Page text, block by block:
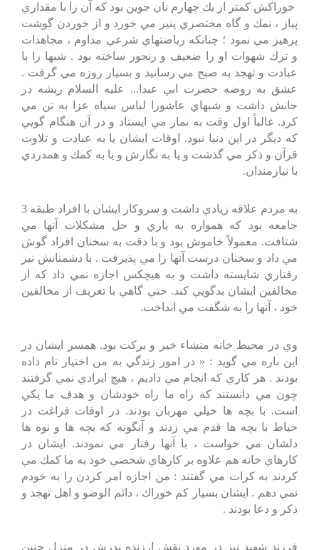
خوراكش كمتر از يك چهارم نان جوين بود كه آن را با مقداري
پياز ، نمك و گاه مختصري پنير مي خورد و از خوردن گوشت
پرهيز مي نمود ؛ چنانكه رياضتهاي شرعي مداوم ، مجاهدات
و ترك شهوات او را ضعيف و رنجور ساخته بود . شبها را با
عبادت و تهجد به صبح مي رسانيد و بسيار روزه مي گرفت .
عشق به روضه حضرت ابي عبدا... عليه السلام ريشه در
جانش داشت و شبهاي عاشورا لباس سياه عزا به تن مي
كرد. غالباً اول وقت به نماز مي ايستاد و در آن هنگام گويي
كه ديگر در اين دنيا نبود. اوقات ايشان يا به عبادت و تلاوت
قرآن و ذكر مي گذشت و يا به نگارش و يا به كمك و همدردي
با نيازمندان.
به مردم علاقه زيادي داشت و سروكار ايشان با افراد طبقه 3
جامعه بود كه همواره به ياري و حل مشكلات آنها مي
شتافت. معمولاً خاموش بود و با دقت به سخنان افراد گوش
مي داد و سخنان درست آنها را مي پذيرفت . با دشمنانش نيز
رفتاري شايسته داشت و به هيچكس اجازه نمي داد كه از
مخالفين ايشان بدگويي كند. حتي گاهي با تعريف از مخالفين
خود ، آنها را به شگفت مي انداخت.
وي در محيط خانه منشاء خير و بركت بود. همسر ايشان در
اين باره مي گويد : « در امور زندگي به من اختيار تام داده
بودند . هر كاري كه انجام مي داديم ، هيچ ايرادي نمي گرفتند
چون مي دانستند كه راه ما راه خودشان و هدف ما يكي
است. با بچه ها خيلي مهربان بودند. در اوقات فراغت در
حياط با بچه ها قدم مي زدند و آنگونه كه بچه ها و نوه ها
دلشان مي خواست ، با آنها رفتار مي نمودند. ايشان در
كارهاي خانه هم علاوه بر كارهاي شخصي خود به ما كمك مي
كردند به كرات مي گفتند : من اجازه امر كردن را به خودم
نمي دهم . ايشان بسيار كم خوراك ، دائم الوضو و اهل تهجد و
ذكر و دعا بودند .
فرزند شهيد نيز در مورد نقش ارزنده پدرش در منزل چنين